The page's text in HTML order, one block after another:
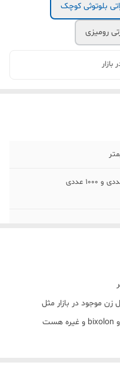
زن موجود در بازار مثل